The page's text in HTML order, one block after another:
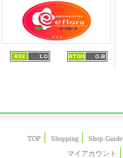
TOP Shopping Shop Guide
マイアカウント